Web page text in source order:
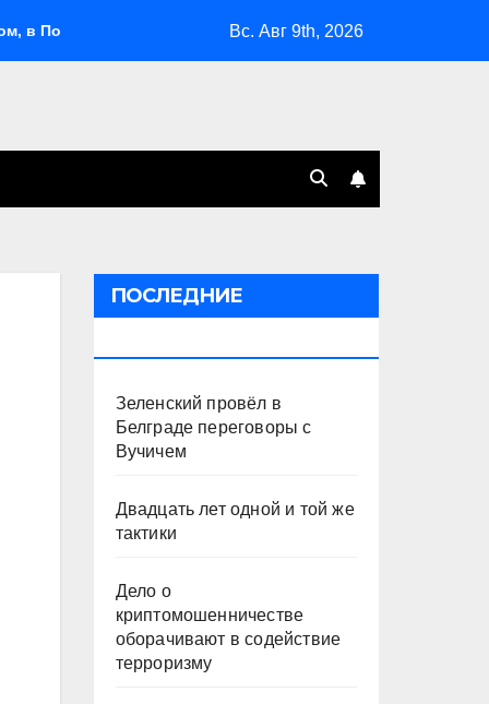
и на Кубани вновь горят НПЗ «Яблоко» выбрало
Вс. Авг 9th, 2026
ПОСЛЕДНИЕ
Зеленский провёл в
Белграде переговоры с
Вучичем
Двадцать лет одной и той же
тактики
Дело о
криптомошенничестве
оборачивают в содействие
терроризму